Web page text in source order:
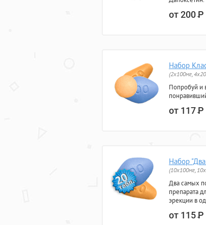
от 200Р
Набор
(2x100мг,
Попробуй и
от 117Р
Набор
(10x100мг,
Два самых
препарата
эрекции в
от 115Р